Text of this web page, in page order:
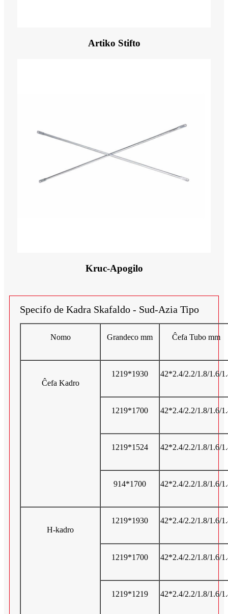
Artiko Stifto
Kruc-Apogilo
Specifo de Kadra Skafaldo - Sud-Azia Tipo
Nomo Grandeco mm Ĉefa Tubo mm
Ĉefa Kadro
1219*1930 42*2.4/2.2/1.8/1.6/
1219*1700 42*2.4/2.2/1.8/1.6/
1219*1524 42*2.4/2.2/1.8/1.6/
914*1700 42*2.4/2.2/1.8/1.6/
H-kadro
1219*1930 42*2.4/2.2/1.8/1.6/
1219*1700 42*2.4/2.2/1.8/1.6/
1219*1219 42*2.4/2.2/1.8/1.6/